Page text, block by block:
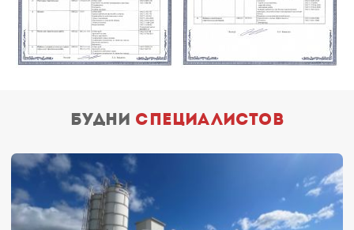
будни специалистов